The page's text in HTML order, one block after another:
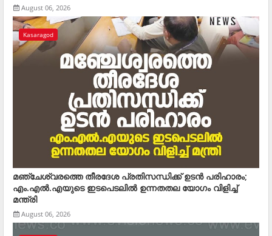
August 06, 2026
Kasaragod
മഞ്ചേശ്വരത്തെ തീരദേശ പ്രതിസന്ധിക്ക് ഉടന്‍ പരിഹാരം;
എം.എല്‍.എയുടെ ഇടപെടലില്‍ ഉന്നതതല യോഗം വിളിച്ച്
മന്ത്രി
August 06, 2026